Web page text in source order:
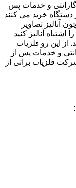
گارانتی و خدمات پس
دستگاه خرید می کنند
آنالیز تصاویر
آنالیز کنید
از این رو فلزیاب
و خدمات پس از
فلزیاب براتی از